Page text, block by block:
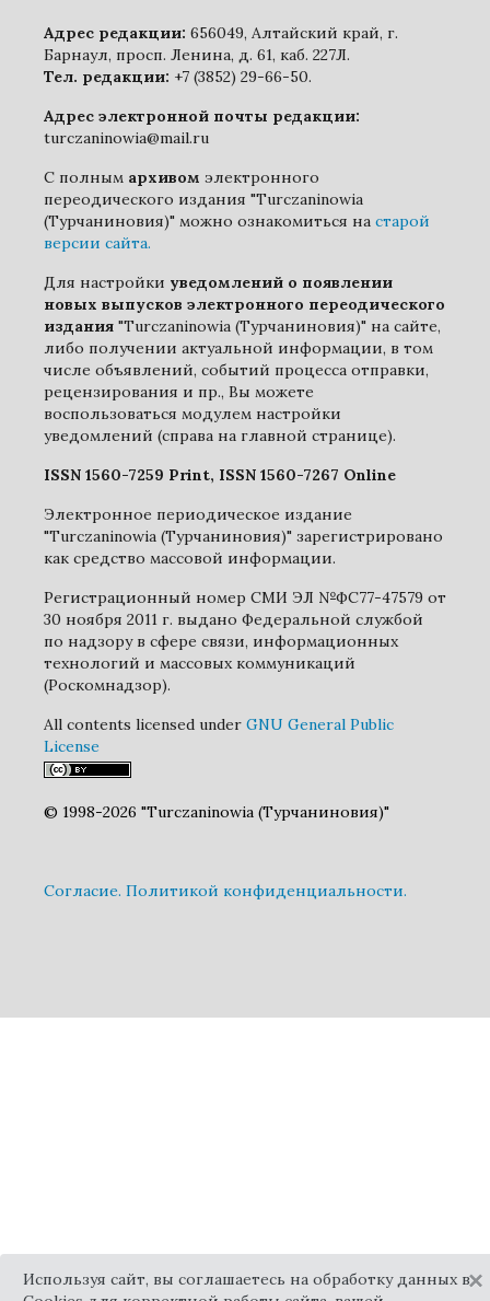
Адрес редакции: 656049, Алтайский край, г.
Барнаул, просп. Ленина, д. 61, каб. 227Л.
Тел. редакции: +7 (3852) 29-66-50.
Адрес электронной почты редакции:
turczaninowia@mail.ru
С полным архивом электронного
переодического издания "Turczaninowia
(Турчаниновия)" можно ознакомиться на старой
версии сайта.
Для настройки уведомлений о появлении
новых выпусков электронного переодического
издания "Turczaninowia (Турчаниновия)" на сайте,
либо получении актуальной информации, в том
числе объявлений, событий процесса отправки,
рецензирования и пр., Вы можете
воспользоваться модулем настройки
уведомлений (справа на главной странице).
ISSN 1560-7259 Print, ISSN 1560-7267 Online
Электронное периодическое издание
"Turczaninowia (Турчаниновия)" зарегистрировано
как средство массовой информации.
Регистрационный номер СМИ ЭЛ №ФС77-47579 от
30 ноября 2011 г. выдано Федеральной службой
по надзору в сфере связи, информационных
технологий и массовых коммуникаций
(Роскомнадзор).
All contents licensed under GNU General Public
License
© 1998-2026 "Turczaninowia (Турчаниновия)"
Cогласие. Политикой конфиденциальности.
Используя сайт, вы соглашаетесь на обработку данных в×